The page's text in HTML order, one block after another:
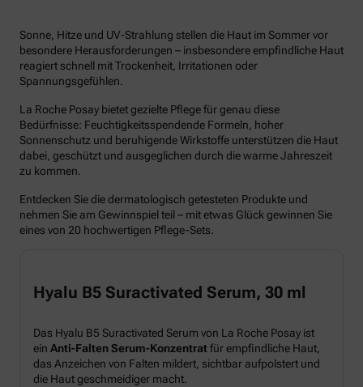
Sonne, Hitze und UV-Strahlung stellen die Haut im Sommer vor
besondere Herausforderungen – insbesondere empfindliche Haut
reagiert schnell mit Trockenheit, Irritationen oder
Spannungsgefühlen.
La Roche Posay bietet gezielte Pflege für genau diese
Bedürfnisse: Feuchtigkeitsspendende Formeln, hoher
Sonnenschutz und beruhigende Wirkstoffe unterstützen die Haut
dabei, geschützt und ausgeglichen durch die warme Jahreszeit
zu kommen.
Entdecken Sie die dermatologisch getesteten Produkte und
nehmen Sie am Gewinnspiel teil – mit etwas Glück gewinnen Sie
eines von 20 hochwertigen Pflege-Sets.
Hyalu B5 Suractivated Serum, 30 ml
Das Hyalu B5 Suractivated Serum von La Roche Posay ist
ein Anti-Falten Serum-Konzentratfür empfindliche Haut,
das Anzeichen von Falten mildert, sichtbar aufpolstert und
die Haut geschmeidiger macht.